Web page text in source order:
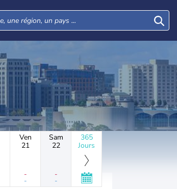
Ven
21
-
-
Sam
22
-
-
365
Jours